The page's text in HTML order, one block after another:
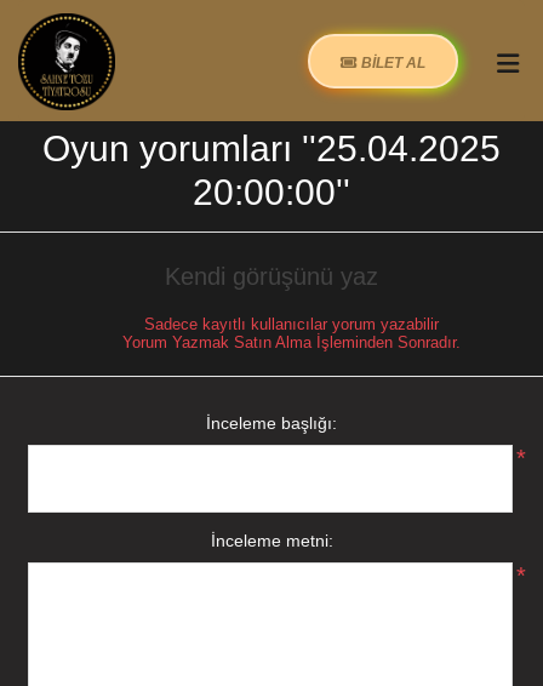
BİLET AL
Oyun yorumları
25.04.2025
20:00:00
Kendi görüşünü yaz
Sadece kayıtlı kullanıcılar yorum yazabilir
Yorum Yazmak Satın Alma İşleminden Sonradır.
İnceleme başlığı:
*
İnceleme metni:
*